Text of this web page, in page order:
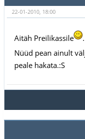
22-01-2010, 18:00
Aitäh Preilikassile
.
Nüüd pean ainult
peale hakata.:S